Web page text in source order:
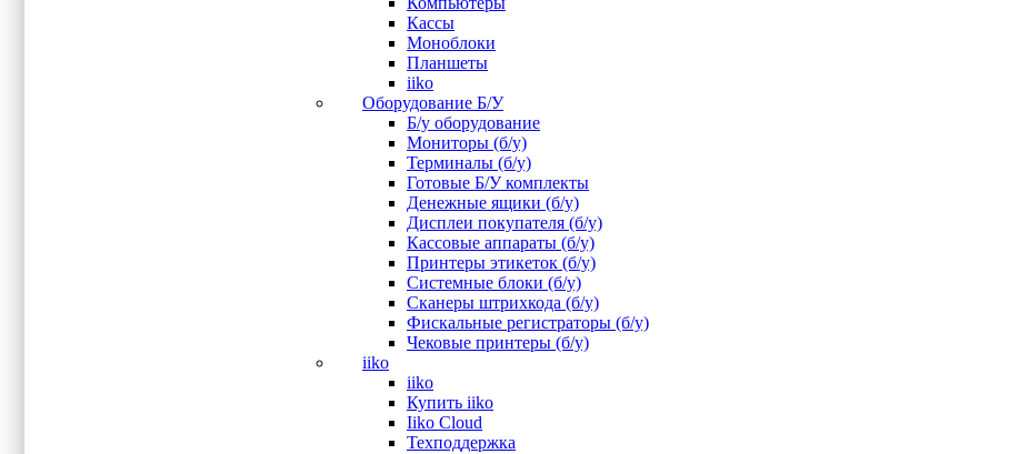
Кассы
Моноблоки
Планшеты
iiko
Оборудование Б/У
Б/у оборудование
Мониторы (б/у)
Терминалы (б/у)
Готовые Б/У комплекты
Денежные ящики (б/у)
Дисплеи покупателя (б/у)
Кассовые аппараты (б/у)
Принтеры этикеток (б/у)
Системные блоки (б/у)
Сканеры штрихкода (б/у)
Фискальные регистраторы (б/у)
Чековые принтеры (б/у)
iiko
iiko
Купить iiko
Iiko Cloud
Техподдержка